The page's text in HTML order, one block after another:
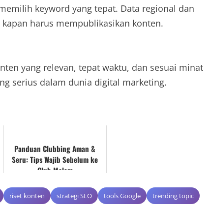
keyword yang tepat. Data regional dan
harus mempublikasikan konten.
yang relevan, tepat waktu, dan sesuai minat
serius dalam dunia digital marketing.
Panduan Clubbing Aman &
Seru: Tips Wajib Sebelum ke
Club Malam
riset konten strategi SEO tools Google
trending topic